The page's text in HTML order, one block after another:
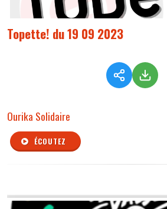
Topette! du 19 09 2023
Ourika Solidaire
ÉCOUTEZ